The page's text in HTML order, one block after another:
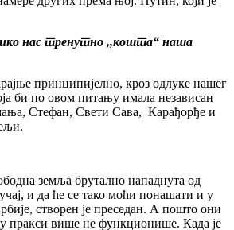
нас тренутно ,,кошта“ наша
принципијелно, кроз одлуке нашег
би по овом питању имала независан
Стефан, Свети Сава, Карађорђе и
земља брутално нападнута од
и да ће се тако моћи понашати и у
створен је преседан. А пошто они
у пракси више не функционише. Када је